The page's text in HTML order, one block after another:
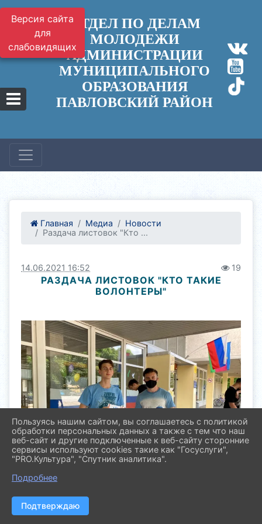
Версия сайта
для
слабовидящих
ОТДЕЛ ПО ДЕЛАМ
МОЛОДЕЖИ
АДМИНИСТРАЦИИ
МУНИЦИПАЛЬНОГО
ОБРАЗОВАНИЯ
ПАВЛОВСКИЙ РАЙОН
Главная Медиа
Новости
Раздача листовок "Кто ...
14.06.2021 16:52 19
РАЗДАЧА ЛИСТОВОК "КТО ТАКИЕ
ВОЛОНТЕРЫ"
Пользуясь нашим сайтом, вы соглашаетесь с политикой
обработки персональных данных а также с тем что наш
веб-сайт и другие подключенные к веб-сайту сторонние
сервисы используют cookies такие как "Госуслуги",
"PRO.Культура", "Спутник аналитика".
Подробнее
Подтверждаю